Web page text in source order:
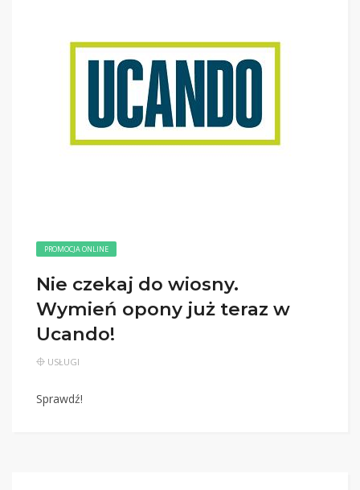
PROMOCJA ONLINE
Nie czekaj do wiosny.
Wymień opony już teraz w
Ucando!
USŁUGI
Sprawdź!